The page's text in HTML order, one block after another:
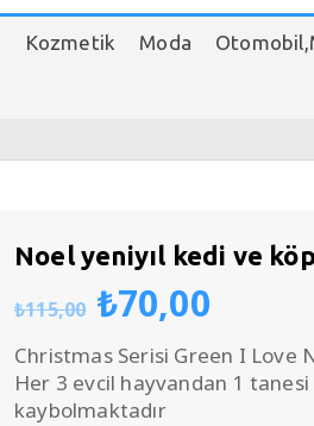
Kozmetik Moda
Noel yeniyıl kedi ve
₺115,00 Orijinal
fiyat:
₺115,00.
₺70,00Şu
Christmas Serisi Green I Love
Her 3 evcil hayvandan 1
kaybolmaktadır